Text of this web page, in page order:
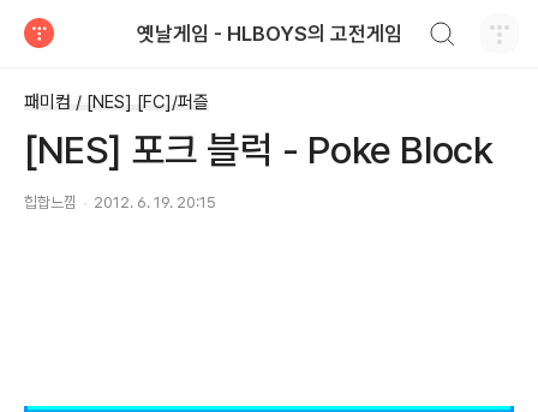
옛날게임 - HLBOYS의 고전게임
패미컴 / [NES] [FC]/퍼즐
[NES] 포크 블럭 - Poke Block
힙합느낌 2012. 6. 19. 20:15